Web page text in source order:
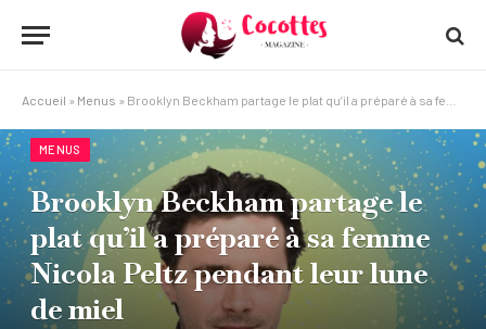
Accueil » Menus » Brooklyn Beckham partage le plat qu’il a préparé à sa femme Nicola Peltz pendant leur lune de miel
MENUS
Brooklyn Beckham partage le
plat qu’il a préparé à sa femme
Nicola Peltz pendant leur lune
de miel